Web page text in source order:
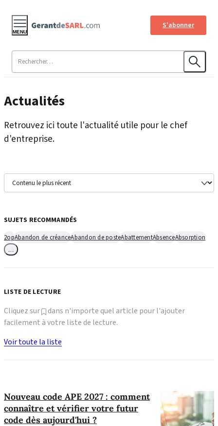
S'abonner
MENU
Actualités
Retrouvez ici toute l'actualité utile pour le chef
d'entreprise.
Nouveau code APE 2027 : comment
connaître et vérifier votre futur
code dès aujourd'hui ?
SUJETS RECOMMANDÉS
2opAbandon de créanceAbandon de posteAbattementAbsenceAbsorption
LISTE DE LECTURE
Cliquez sur
dans n'importe quel article pour l'ajouter
facilement à votre liste de lecture.
Voir toute la liste